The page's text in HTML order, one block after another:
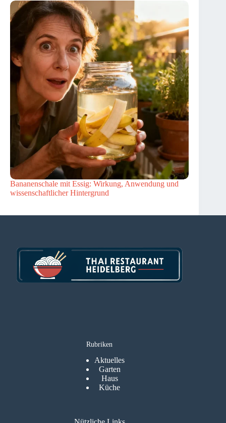
Bananenschale mit Essig: Wirkung, Anwendung und
wissenschaftlicher Hintergrund
Rubriken
Aktuelles
Garten
Haus
Küche